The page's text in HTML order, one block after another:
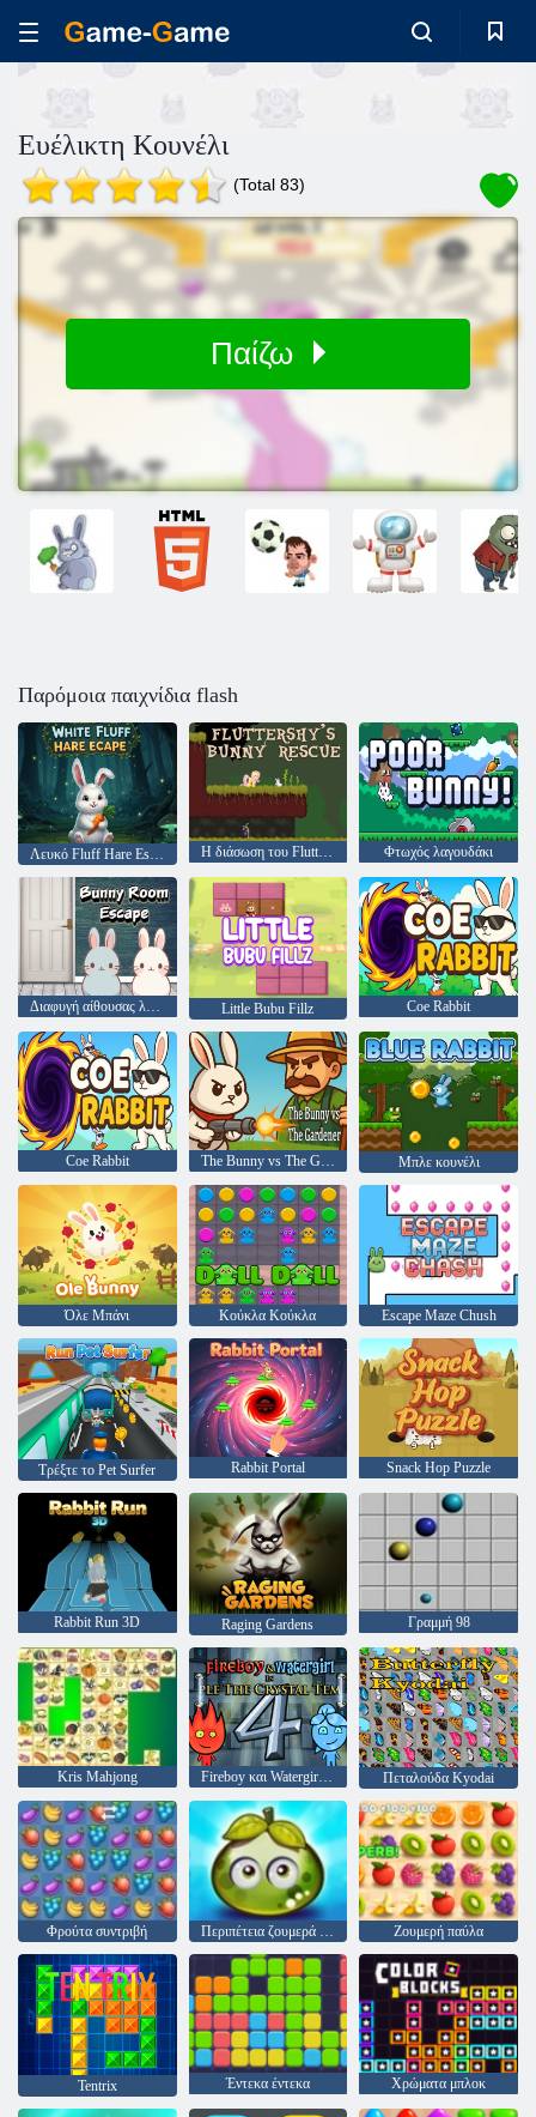
Ευέλικτη Κουνέλι
(Total 83)
Παίζω
Παρόμοια παιχνίδια flash
Λευκό Fluff Hare Escape Η διάσωση του Fluttershy's Bunny Φτωχός λαγουδάκι
Διαφυγή αίθουσας λαγουδάκι Little Bubu Fillz Coe Rabbit
Coe Rabbit The Bunny vs The Gardener Μπλε κουνέλι
Όλε Μπάνι Κούκλα Κούκλα Escape Maze Chush
Τρέξτε το Pet Surfer Rabbit Portal Snack Hop Puzzle
Rabbit Run 3D Raging Gardens Γραμμή 98
Kris Mahjong Fireboy και Watergirl 4: Crystal Temple Πεταλούδα Kyodai
Φρούτα συντριβή Περιπέτεια ζουμερά μούρα Ζουμερή παύλα
Tentrix Έντεκα έντεκα Χρώματα μπλοκ